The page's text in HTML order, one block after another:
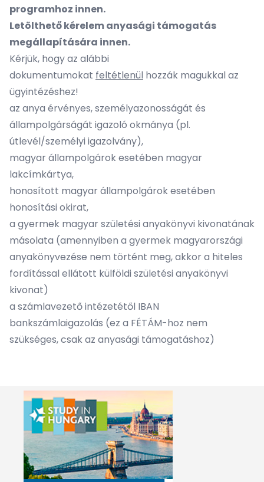
programhoz innen.
Letölthető kérelem anyasági támogatás
megállapítására innen.
Kérjük, hogy az alábbi
dokumentumokat feltétlenül hozzák magukkal az
ügyintézéshez!
az anya érvényes, személyazonosságát és
állampolgárságát igazoló okmánya (pl.
útlevél/személyi igazolvány),
magyar állampolgárok esetében magyar
lakcímkártya,
honosított magyar állampolgárok esetében
honosítási okirat,
a gyermek magyar születési anyakönyvi kivonatának
másolata (amennyiben a gyermek magyarországi
anyakönyvezése nem történt meg, akkor a hiteles
fordítással ellátott külföldi születési anyakönyvi
kivonat)
a számlavezető intézetétől IBAN
bankszámlaigazolás (ez a FÉTÁM-hoz nem
szükséges, csak az anyasági támogatáshoz)